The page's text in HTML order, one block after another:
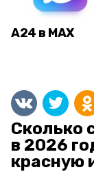
А24 в MAX
Сколько
в 2026
красную